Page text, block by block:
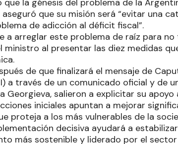
la génesis del problema de la
aseguró que su misión será “evitar una
de adicción al déficit fiscal”.
a arreglar este problema de raíz para
ministro al presentar las diez medidas
de que finalizará el mensaje de
a través de un comunicado oficial y de
Georgieva, salieron a explicitar su apoyo
iniciales apuntan a mejorar
proteja a los más vulnerables de la
decisiva ayudará a
más sostenible y liderado por el